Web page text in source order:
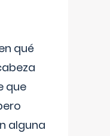
qué
que
alguna